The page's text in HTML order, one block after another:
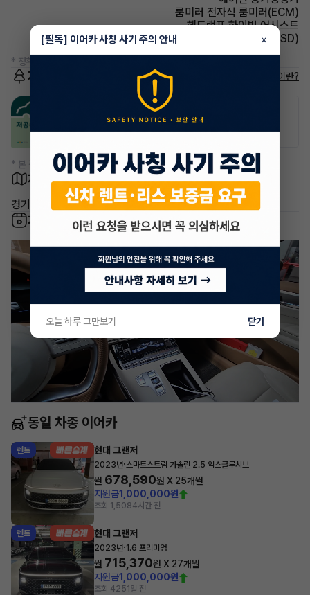
룸미러 전자식 룸미러(ECM)
헤드램프 하이빔 어시스트
주행안전 후측방경보시스템(BSD)
* 정확한 정보는 판매자와 반드시 확인하시기 바랍니다.
저공해차량 정보 저공해차량이란?
20% 할인 50% 할인
* 본 정보는 지자체마다 다를 수 있으니 실제 정보와 확인해 주세요.
차량 위치
경기 김포시 고촌읍 신곡리
차량 영상
동일 차종 이어카
렌트 현대 그랜저
2023년·스마트스트림 가솔린 2.5 익스클루시브
월 678,590원 X 25개월
지원금1,000,000원
조회 1,5084시간 전
렌트 현대 그랜저
2023년·1.6 프리미엄
월 715,370원 X 27개월
지원금1,000,000원
조회 4251일 전
[필독] 이어카 사칭 사기 주의 안내 ×
오늘 하루 그만보기 닫기